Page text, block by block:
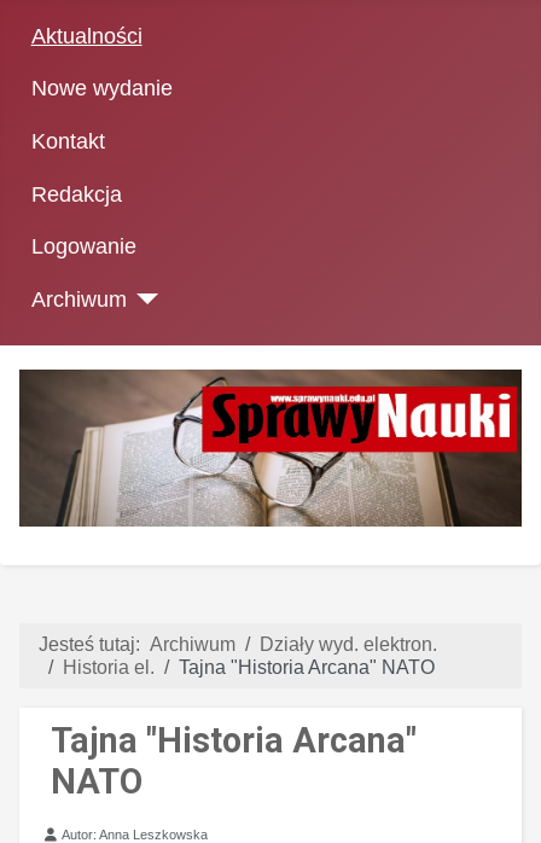
Aktualności
Nowe wydanie
Kontakt
Redakcja
Logowanie
Archiwum
Jesteś tutaj: Archiwum
Działy wyd. elektron.
Historia el.
Tajna "Historia Arcana" NATO
Tajna "Historia Arcana"
NATO
Szczegóły
Autor:Anna Leszkowska